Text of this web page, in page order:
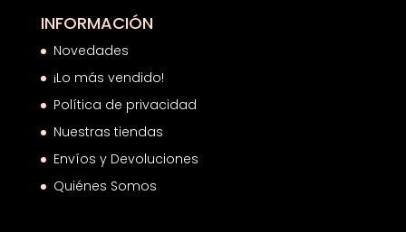
INFORMACIÓN
Novedades
¡Lo más vendido!
Política de privacidad
Nuestras tiendas
Envíos y Devoluciones
Quiénes Somos